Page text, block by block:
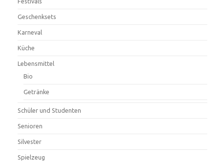
Geschenksets
Karneval
Küche
Lebensmittel
Bio
Getränke
Schüler und Studenten
Senioren
Silvester
Spielzeug